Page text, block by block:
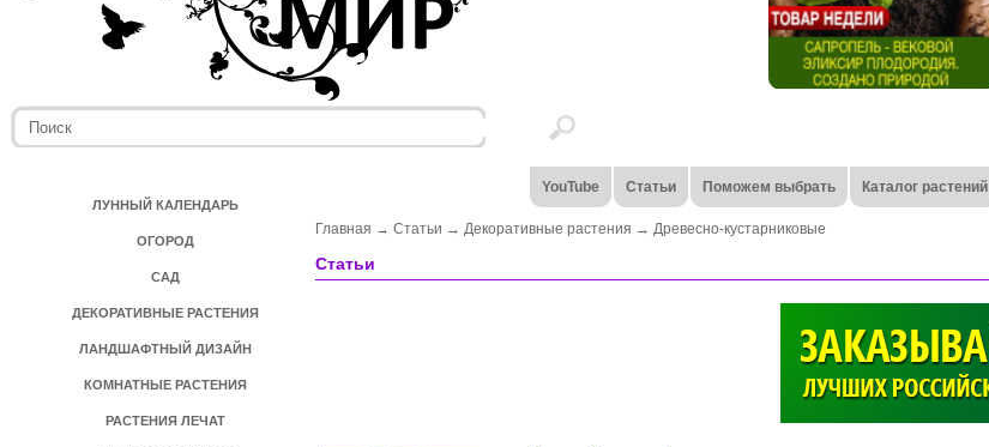
ЛУННЫЙ КАЛЕНДАРЬ
ОГОРОД
САД
ДЕКОРАТИВНЫЕ РАСТЕНИЯ
ЛАНДШАФТНЫЙ ДИЗАЙН
КОМНАТНЫЕ РАСТЕНИЯ
РАСТЕНИЯ ЛЕЧАТ
YouTube Статьи Поможем выбрать Каталог растений
Главная → Статьи → Декоративные растения → Древесно-кустарниковые
Статьи